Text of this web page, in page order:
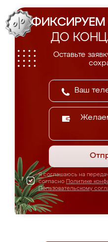
ФИКСИРУЕМ
ДО
Оставьте
Я соглашаюсь на
согласно Политике
Пользовательскому